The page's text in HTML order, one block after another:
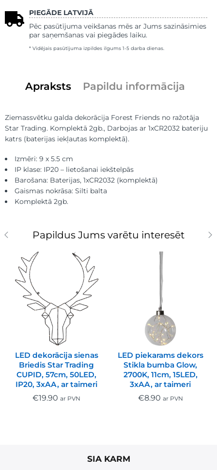
PIEGĀDE LATVIJĀ
Pēc pasūtījuma veikšanas mēs ar Jums sazināsimies
par saņemšanas vai piegādes laiku.
* Vidējais pasūtījuma izpildes ilgums 1-5 darba dienas.
Apraksts Papildu informācija
Ziemassvētku galda dekorācija Forest Friends no ražotāja
Star Trading. Komplektā 2gb., Darbojas ar 1xCR2032 bateriju
katrs (baterijas iekļautas komplektā).
Izmēri: 9 x 5.5 cm
IP klase: IP20 – lietošanai iekštelpās
Barošana: Baterijas, 1xCR2032 (komplektā)
Gaismas nokrāsa: Silti balta
Komplektā 2gb.
Papildus Jums varētu interesēt
LED dekorācija sienas
Briedis Star Trading
CUPID, 57cm, 50LED,
IP20, 3xAA, ar taimeri
€19.90 ar PVN
LED piekarams dekors
Stikla bumba Glow,
2700K, 11cm, 15LED,
3xAA, ar taimeri
€8.90 ar PVN
SIA KARM